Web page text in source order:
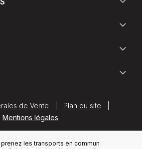
de Vente Plan du site
Mentions légales
les transports en commun